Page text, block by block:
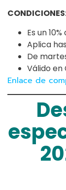
Es un
Aplica
De
Válido en
Enlace de